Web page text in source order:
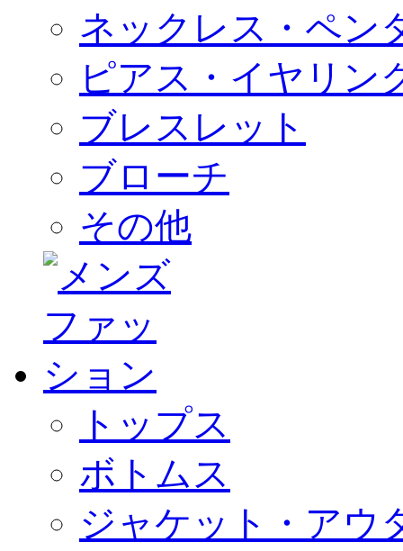
ネックレス・ペン
ピアス・イヤリン
ブレスレット
ブローチ
その他
トップス
ボトムス
ジャケット・アウ